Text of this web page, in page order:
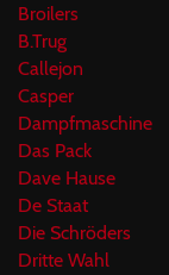
Broilers
B.Trug
Callejon
Casper
Dampfmaschine
Das Pack
Dave Hause
De Staat
Die Schröders
Dritte Wahl